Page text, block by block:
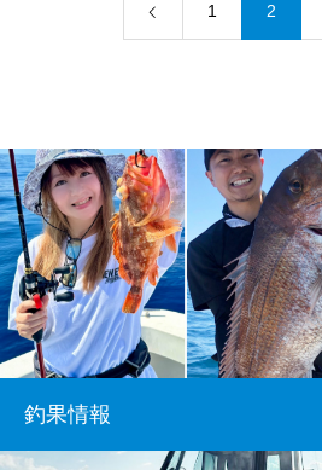
1 2
釣果情報